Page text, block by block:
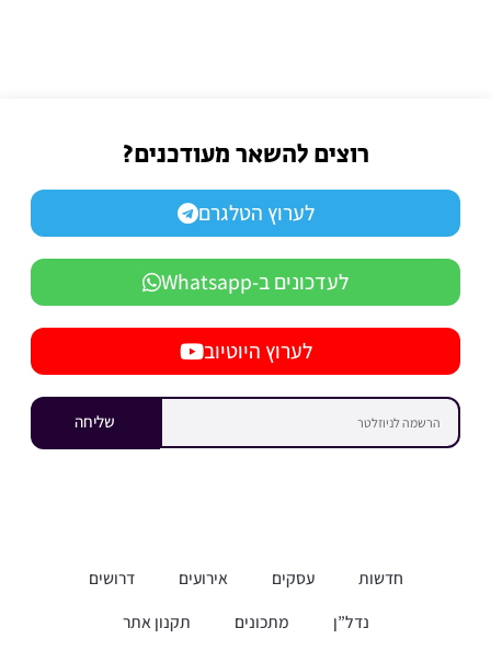
רוצים להשאר מעודכנים?
לערוץ הטלגרם
לעדכונים ב-Whatsapp
לערוץ היוטיוב
שליחה
חדשות עסקים אירועים
דרושים
נדל”ן
מתכונים תקנון אתר